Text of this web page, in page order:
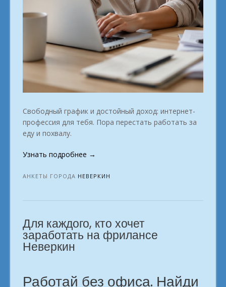
Свободный график и достойный доход: интернет-
профессия для тебя. Пора перестать работать за
еду и похвалу.
Узнать подробнее «Профессия
фрилансе:
с
город
Неверкин»
→
АНКЕТЫ ГОРОДА НЕВЕРКИН
Для каждого, кто хочет
заработать на фрилансе
Неверкин
Работай без офиса. Найди